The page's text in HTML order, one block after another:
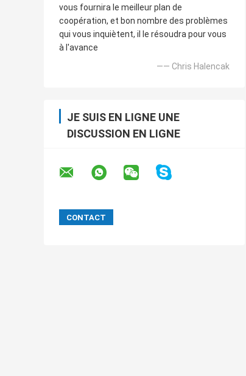
vous fournira le meilleur plan de
coopération, et bon nombre des problèmes
qui vous inquiètent, il le résoudra pour vous
à l'avance
—— Chris Halencak
JE SUIS EN LIGNE UNE
DISCUSSION EN LIGNE